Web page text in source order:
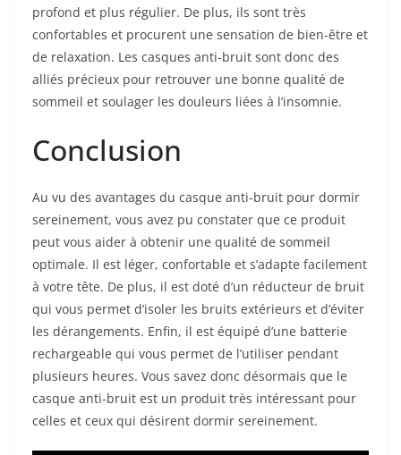
profond et plus régulier. De plus, ils sont très
confortables et procurent une sensation de bien-être et
de relaxation. Les casques anti-bruit sont donc des
alliés précieux pour retrouver une bonne qualité de
sommeil et soulager les douleurs liées à l’insomnie.
Conclusion
Au vu des avantages du casque anti-bruit pour dormir
sereinement, vous avez pu constater que ce produit
peut vous aider à obtenir une qualité de sommeil
optimale. Il est léger, confortable et s’adapte facilement
à votre tête. De plus, il est doté d’un réducteur de bruit
qui vous permet d’isoler les bruits extérieurs et d’éviter
les dérangements. Enfin, il est équipé d’une batterie
rechargeable qui vous permet de l’utiliser pendant
plusieurs heures. Vous savez donc désormais que le
casque anti-bruit est un produit très intéressant pour
celles et ceux qui désirent dormir sereinement.